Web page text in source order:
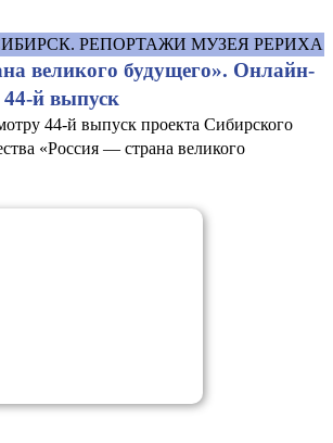
РЕПОРТАЖИ МУЗЕЯ РЕРИХА
великого будущего». Онлайн-
й выпуск
44-й выпуск проекта Сибирского
«Россия — страна великого